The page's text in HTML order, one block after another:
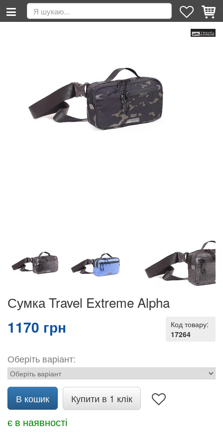
Сумка Travel Extreme Alpha
Код товару:
17264
1170 грн
Оберіть варіант:
В кошик Купити в 1 клік
є в наявності